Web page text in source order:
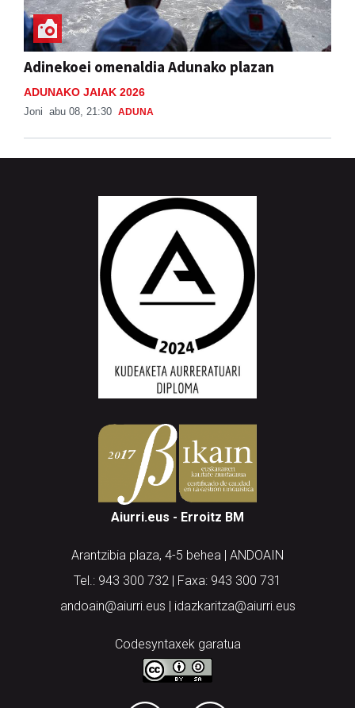
Adinekoei omenaldia Adunako plazan
ADUNAKO JAIAK 2026
Joni abu 08, 21:30 ADUNA
Aiurri.eus - Erroitz BM
Arantzibia plaza, 4-5 behea | ANDOAIN
Tel.: 943 300 732 | Faxa: 943 300 731
andoain@aiurri.eus | idazkaritza@aiurri.eus
Codesyntaxek garatua